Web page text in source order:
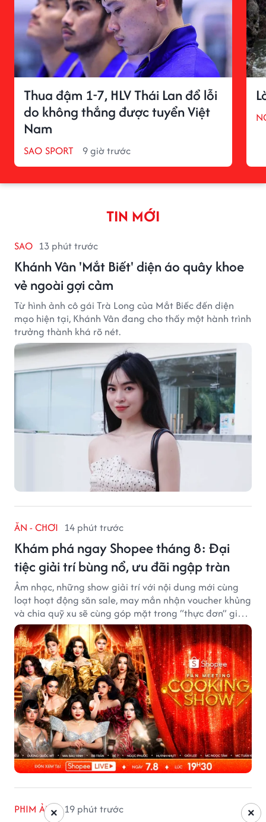
Thua đậm 1-7, HLV Thái Lan đổ lỗi
do không thắng được tuyển Việt
Nam
SAO SPORT 9 giờ trước
TIN MỚI
SAO 13 phút trước
Khánh Vân 'Mắt Biết' diện áo quây khoe
vẻ ngoài gợi cảm
Từ hình ảnh cô gái Trà Long của Mắt Biếc đến diện
mạo hiện tại, Khánh Vân đang cho thấy một hành trình
trưởng thành khá rõ nét.
ĂN - CHƠI 14 phút trước
Khám phá ngay Shopee tháng 8: Đại
tiệc giải trí bùng nổ, ưu đãi ngập tràn
Âm nhạc, những show giải trí với nội dung mới cùng
loạt hoạt động săn sale, may mắn nhận voucher khủng
và chia quỹ xu sẽ cùng góp mặt trong “thực đơn” giải
trí cuối tuần trên Shopee, diễn ra liên tiếp vào ngày
7/8 và 8/8.
PHIM ẢNH 19 phút trước ×
×